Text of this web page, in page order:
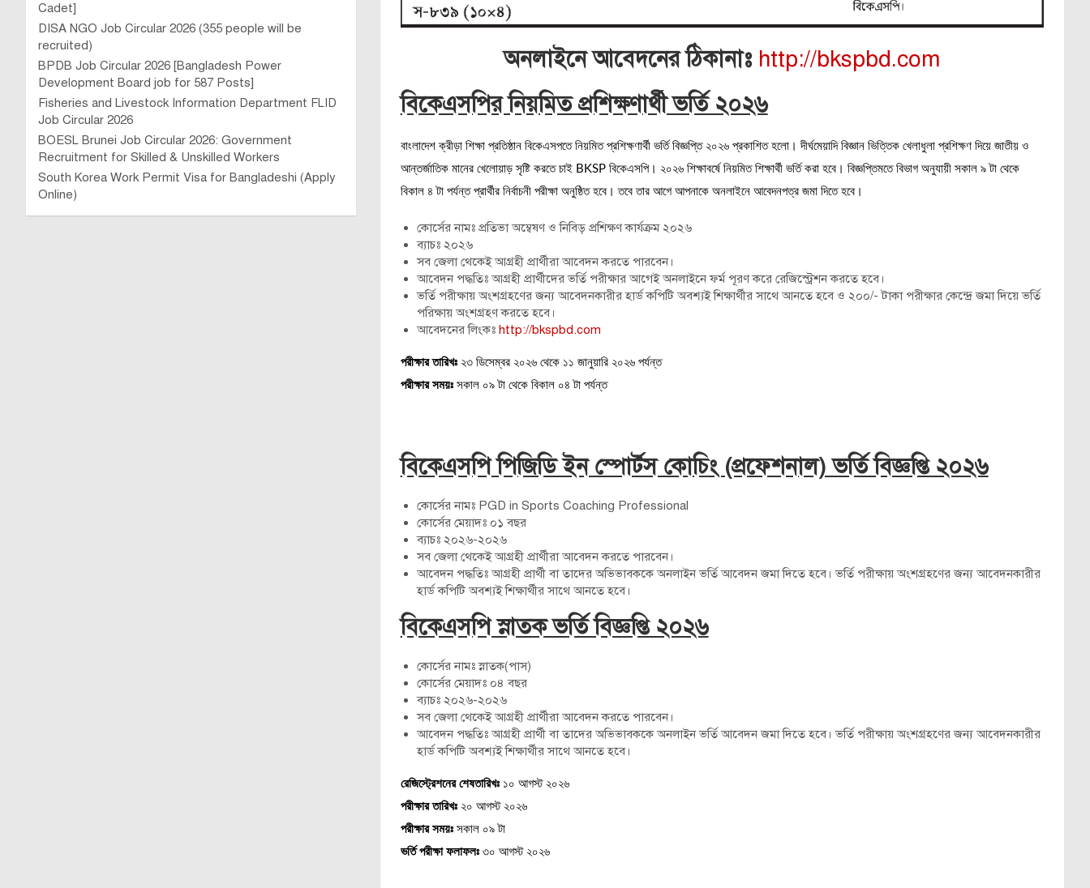
অনলাইনে আবেদনের ঠিকানাঃ http://bkspbd.com
বিকেএসপির নিয়মিত প্রশিক্ষণার্থী ভর্তি ২০২৬
বাংলাদেশ ক্রীড়া শিক্ষা প্রতিষ্ঠান বিকেএসপতে নিয়মিত প্রশিক্ষণার্থী ভর্তি বিজ্ঞপ্তি ২০২৬ প্রকাশিত হলো। দীর্ঘমেয়াদি বিজ্ঞান ভিত্তিক খেলাধুলা প্রশিক্ষণ দিয়ে জাতীয় ও
আন্তর্জাতিক মানের খেলোয়াড় সৃষ্টি করতে চাই BKSP বিকেএসপি। ২০২৬ শিক্ষাবর্ষে নিয়মিত শিক্ষার্থী ভর্তি করা হবে। বিজ্ঞপ্তিমতে বিভাগ অনুযায়ী সকাল ৯ টা থেকে
বিকাল ৪ টা পর্যন্ত প্রার্থীর নির্বাচনী পরীক্ষা অনুষ্ঠিত হবে। তবে তার আগে আপনাকে অনলাইনে আবেদনপত্র জমা দিতে হবে।
কোর্সের নামঃ প্রতিভা অম্বেষণ ও নিবিড় প্রশিক্ষণ কার্যক্রম ২০২৬
ব্যাচঃ ২০২৬
সব জেলা থেকেই আগ্রহী প্রার্থীরা আবেদন করতে পারবেন।
আবেদন পদ্ধতিঃ আগ্রহী প্রার্থীদের ভর্তি পরীক্ষার আগেই অনলাইনে ফর্ম পূরণ করে রেজিস্ট্রেশন করতে হবে।
ভর্তি পরীক্ষায় অংশগ্রহণের জন্য আবেদনকারীর হার্ড কপিটি অবশ্যই শিক্ষার্থীর সাথে আনতে হবে ও ২০০/- টাকা পরীক্ষার কেন্দ্রে জমা দিয়ে ভর্তি
পরিক্ষায় অংশগ্রহণ করতে হবে।
আবেদনের লিংকঃ http://bkspbd.com
পরীক্ষার তারিখঃ২৩ ডিসেম্বর ২০২৬ থেকে ১১ জানুয়ারি ২০২৬ পর্যন্ত
পরীক্ষার সময়ঃ সকাল ০৯ টা থেকে বিকাল ০৪ টা পর্যন্ত
বিকেএসপি পিজিডি ইন স্পোর্টস কোচিং (প্রফেশনাল) ভর্তি বিজ্ঞপ্তি ২০২৬
কোর্সের নামঃ PGD in Sports Coaching Professional
কোর্সের মেয়াদঃ ০১ বছর
ব্যাচঃ ২০২৬-২০২৬
সব জেলা থেকেই আগ্রহী প্রার্থীরা আবেদন করতে পারবেন।
আবেদন পদ্ধতিঃ আগ্রহী প্রার্থী বা তাদের অভিভাবককে অনলাইন ভর্তি আবেদন জমা দিতে হবে। ভর্তি পরীক্ষায় অংশগ্রহণের জন্য আবেদনকারীর
হার্ড কপিটি অবশ্যই শিক্ষার্থীর সাথে আনতে হবে।
বিকেএসপি স্নাতক ভর্তি বিজ্ঞপ্তি ২০২৬
কোর্সের নামঃ স্নাতক(পাস)
কোর্সের মেয়াদঃ ০৪ বছর
ব্যাচঃ ২০২৬-২০২৬
সব জেলা থেকেই আগ্রহী প্রার্থীরা আবেদন করতে পারবেন।
আবেদন পদ্ধতিঃ আগ্রহী প্রার্থী বা তাদের অভিভাবককে অনলাইন ভর্তি আবেদন জমা দিতে হবে। ভর্তি পরীক্ষায় অংশগ্রহণের জন্য আবেদনকারীর
হার্ড কপিটি অবশ্যই শিক্ষার্থীর সাথে আনতে হবে।
রেজিস্ট্রেশনের শেষতারিখঃ ১০ আগস্ট ২০২৬
পরীক্ষার তারিখঃ ২০ আগস্ট ২০২৬
পরীক্ষার সময়ঃসকাল ০৯ টা
ভর্তি পরীক্ষা ফলাফলঃ ৩০ আগস্ট ২০২৬
Cadet]
DISA NGO Job Circular 2026 (355 people will be
recruited)
BPDB Job Circular 2026 [Bangladesh Power
Development Board job for 587 Posts]
Fisheries and Livestock Information Department FLID
Job Circular 2026
BOESL Brunei Job Circular 2026: Government
Recruitment for Skilled & Unskilled Workers
South Korea Work Permit Visa for Bangladeshi (Apply
Online)